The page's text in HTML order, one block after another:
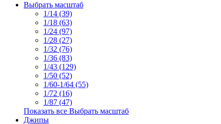
Выбрать масштаб
1/14 (39)
1/18 (63)
1/24 (97)
1/28 (27)
1/32 (76)
1/36 (83)
1/43 (129)
1/50 (52)
1/60-1/64 (55)
1/72 (16)
1/87 (47)
Показать все Выбрать масштаб
Джипы